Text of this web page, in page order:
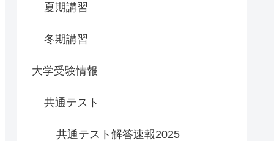
夏期講習
冬期講習
大学受験情報
共通テスト
共通テスト解答速報2025